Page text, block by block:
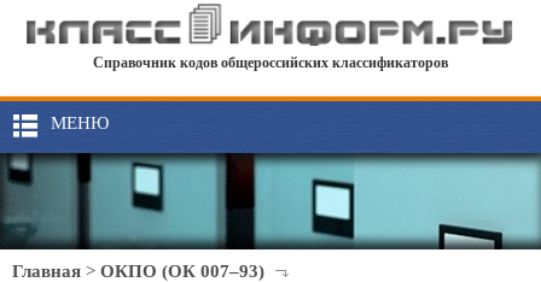
Справочник кодов общероссийских классификаторов
МЕНЮ
Главная > ОКПО (ОК 007–93)